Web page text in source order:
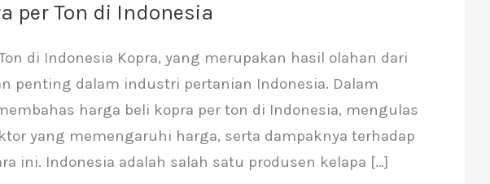
per Ton di Indonesia
di Indonesia Kopra, yang merupakan hasil olahan dari
penting dalam industri pertanian Indonesia. Dalam
harga beli kopra per ton di Indonesia, mengulas
yang memengaruhi harga, serta dampaknya terhadap
ini. Indonesia adalah salah satu produsen kelapa […]